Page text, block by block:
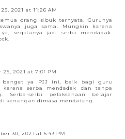
2021 at 11:26 AM
orang sibuk ternyata. Gurunya
juga sama. Mungkin karena
segalanya jadi serba mendadak.
25, 2021 at 7:01 PM
banget ya PJJ ini, baik bagi guru
karena serba mendadak dan tanpa
Serba-serbi pelaksanaan belajar
kenangan dimasa mendatang
30, 2021 at 5:43 PM